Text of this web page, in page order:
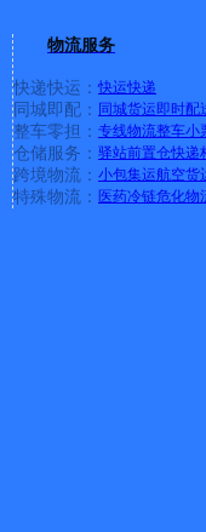
物流服务
快递快运： 快运快递
同城即配： 同城货运即时配
整车零担： 专线物流整车小
仓储服务： 驿站前置仓快递
跨境物流： 小包集运航空货
特殊物流： 医药冷链危化物
巴黎,
厦,德
城 G:
峰大厦
宫,恒
社,后
浦小学,